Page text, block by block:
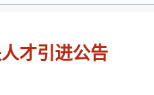
才引进公告